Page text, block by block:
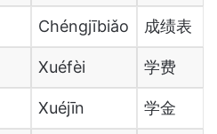
Chéngjībiǎo 成绩表
Xuéfèi 学费
Xuéjīn 学金